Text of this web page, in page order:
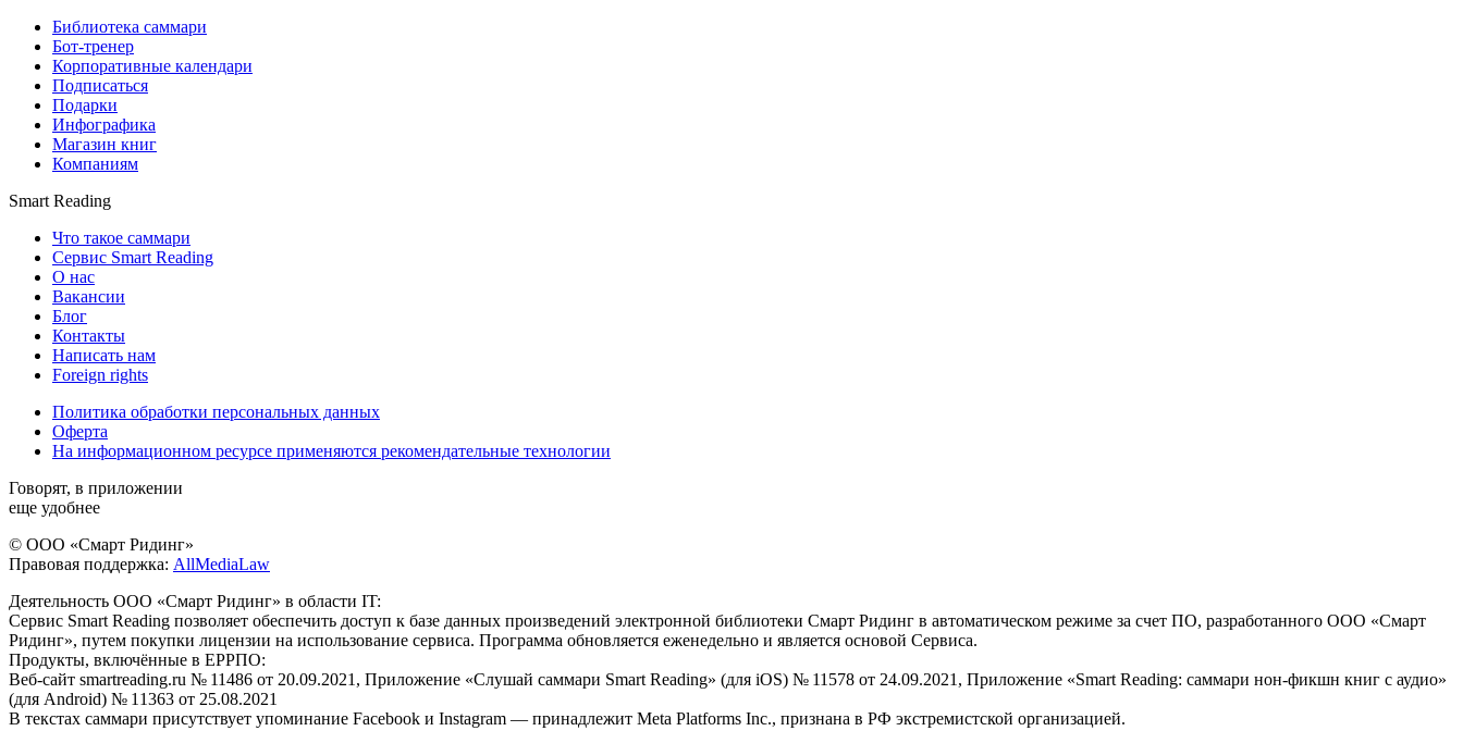
Библиотека саммари
Бот-тренер
Корпоративные календари
Подписаться
Подарки
Инфографика
Магазин книг
Компаниям
Smart Reading
Что такое саммари
Сервис Smart Reading
О нас
Вакансии
Блог
Контакты
Написать нам
Foreign rights
Политика обработки персональных данных
Оферта
На информационном ресурсе применяются рекомендательные технологии
Говорят, в приложении
еще удобнее
© ООО «Смарт Ридинг»
Правовая поддержка: AllMediaLaw
Деятельность ООО «Смарт Ридинг» в области IT:
Сервис Smart Reading позволяет обеспечить доступ к базе данных произведений электронной библиотеки Смарт Ридинг в автоматическом режиме за счет ПО, разработанного ООО «Смарт
Ридинг», путем покупки лицензии на использование сервиса. Программа обновляется еженедельно и является основой Сервиса.
Продукты, включённые в ЕРРПО:
Веб-сайт smartreading.ru № 11486 от 20.09.2021, Приложение «Слушай саммари Smart Reading» (для iOS) № 11578 от 24.09.2021, Приложение «Smart Reading: саммари нон-фикшн книг с аудио»
(для Android) № 11363 от 25.08.2021
В текстах саммари присутствует упоминание Facebook и Instagram — принадлежит Meta Platforms Inc., признана в РФ экстремистской организацией.